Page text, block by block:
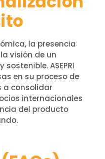
la presencia
visión de un
ASEPRI
en su proceso de
a consolidar
internacionales
del producto